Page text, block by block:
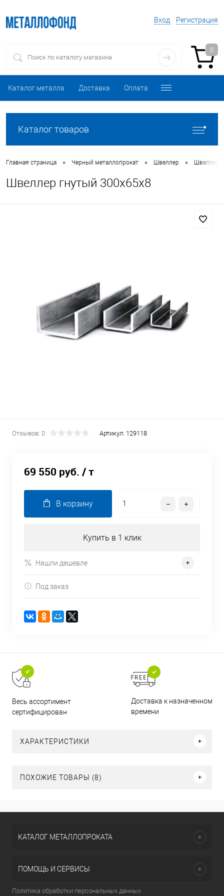
Вход Регистрация
0
Каталог металла Доставка Оплата
Каталог товаров
Главная страница • Черный металлопрокат • Швеллер • Швеллер
Швеллер гнутый 300х65х8
Отзывов: 0 Артикул: 129118
69 550 руб. / т
В корзину
Купить в 1 клик
Нашли дешевле
Под заказ
Весь ассортимент
сертифицирован
Доставка к назначенному
времени
ХАРАКТЕРИСТИКИ
ПОХОЖИЕ ТОВАРЫ (8)
КАТАЛОГ МЕТАЛЛОПРОКАТА
ПОМОЩЬ И СЕРВИСЫ
Политика обработки персональных данных